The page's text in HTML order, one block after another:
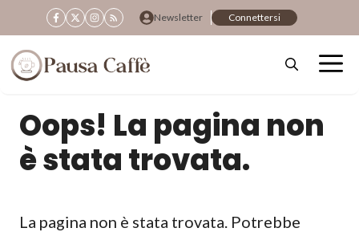
al
contenuto
Newsletter Connettersi
Oops! La pagina non
è stata trovata.
La pagina non è stata trovata. Potrebbe